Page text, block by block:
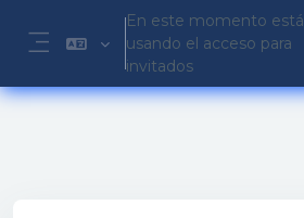
Salta al contenido principal
Panel lateral
En este momento está
usando el acceso para
invitados